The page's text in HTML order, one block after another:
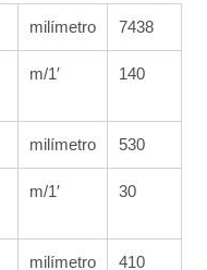
milímetro 7438
m/1′ 140
milímetro 530
m/1′ 30
milímetro 410